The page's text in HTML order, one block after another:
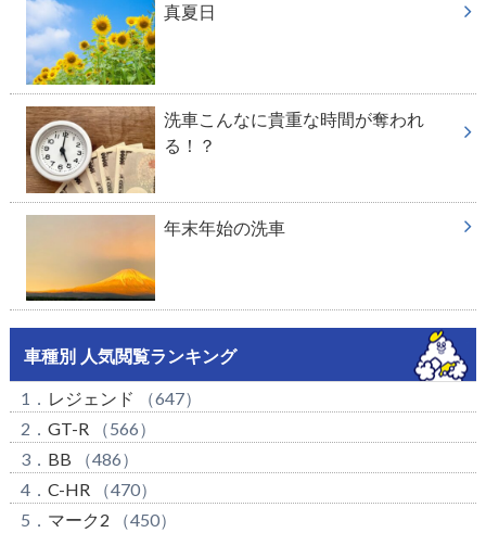
真夏日
洗車こんなに貴重な時間が奪われ
る！？
年末年始の洗車
車種別 人気閲覧ランキング
1． レジェンド
（647）
2． GT-R （566）
3． BB （486）
4． C-HR （470）
5． マーク2 （450）